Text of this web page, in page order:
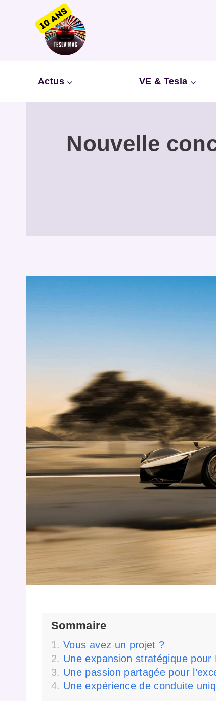
Actus VE & Tesla
Nouvelle
Sommaire
Vous avez un projet ?
Une expansion stratégique pour
Une passion partagée pour
Une expérience de conduite